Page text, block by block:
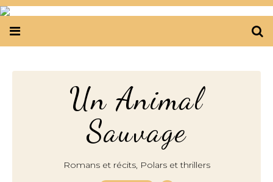
Un Animal
Sauvage
Romans et récits, Polars et thrillers